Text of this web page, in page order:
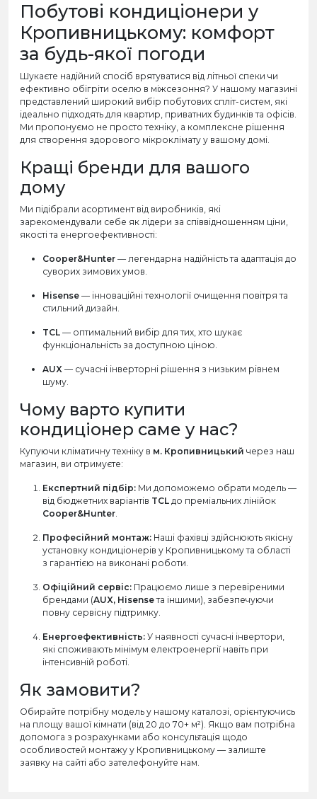
Побутові кондиціонери у
Кропивницькому: комфорт
за будь-якої погоди
Шукаєте надійний спосіб врятуватися від літньої спеки чи
ефективно обігріти оселю в міжсезоння? У нашому магазині
представлений широкий вибір побутових спліт-систем, які
ідеально підходять для квартир, приватних будинків та офісів.
Ми пропонуємо не просто техніку, а комплексне рішення
для створення здорового мікроклімату у вашому домі.
Кращі бренди для вашого
дому
Ми підібрали асортимент від виробників, які
зарекомендували себе як лідери за співвідношенням ціни,
якості та енергоефективності:
Cooper&Hunter — легендарна надійність та адаптація до
суворих зимових умов.
Hisense — інноваційні технології очищення повітря та
стильний дизайн.
TCL — оптимальний вибір для тих, хто шукає
функціональність за доступною ціною.
AUX — сучасні інверторні рішення з низьким рівнем
шуму.
Чому варто купити
кондиціонер саме у нас?
Купуючи кліматичну техніку в м. Кропивницький через наш
магазин, ви отримуєте:
Експертний підбір: Ми допоможемо обрати модель —
від бюджетних варіантів TCL до преміальних лінійок
Cooper&Hunter.
Професійний монтаж: Наші фахівці здійснюють якісну
установку кондиціонерів у Кропивницькому та області
з гарантією на виконані роботи.
Офіційний сервіс: Працюємо лише з перевіреними
брендами (AUX, Hisenseта іншими), забезпечуючи
повну сервісну підтримку.
Енергоефективність: У наявності сучасні інвертори,
які споживають мінімум електроенергії навіть при
інтенсивній роботі.
Як замовити?
Обирайте потрібну модель у нашому каталозі, орієнтуючись
на площу вашої кімнати (від 20 до 70+ м²). Якщо вам потрібна
допомога з розрахунками або консультація щодо
особливостей монтажу у Кропивницькому — залиште
заявку на сайті або зателефонуйте нам.